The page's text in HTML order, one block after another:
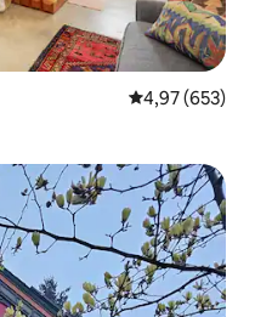
Gemiddelde
4,97 (653)